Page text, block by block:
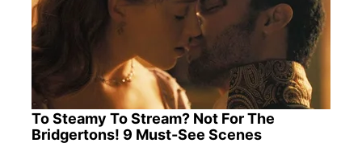
To Steamy To Stream? Not For The
Bridgertons! 9 Must-See Scenes